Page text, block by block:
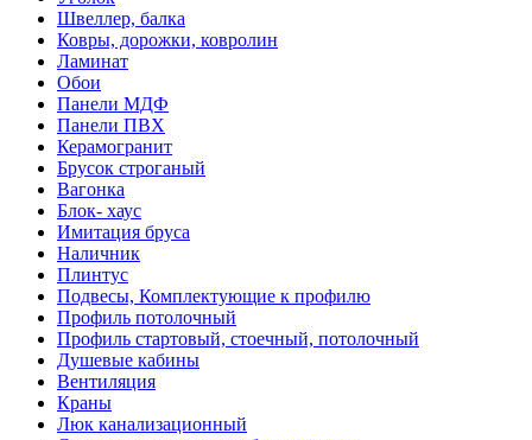
Швеллер, балка
Ковры, дорожки, ковролин
Ламинат
Обои
Панели МДФ
Панели ПВХ
Керамогранит
Брусок строганый
Вагонка
Блок- хаус
Имитация бруса
Наличник
Плинтус
Подвесы, Комплектующие к профилю
Профиль потолочный
Профиль стартовый, стоечный, потолочный
Душевые кабины
Вентиляция
Краны
Люк канализационный